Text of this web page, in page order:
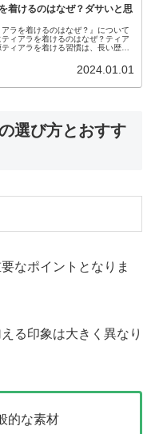
着けるのはなぜ？ダサいと思
ラを着けるのはなぜ？』について
ィアラを着けるのはなぜ？ティア
ィアラを着ける習慣は、長い歴史
2024.01.01
選び方とおすす
なポイントとなりま
る印象は大きく異なり
的な素材